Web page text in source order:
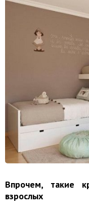
Впрочем, такие
взрослых